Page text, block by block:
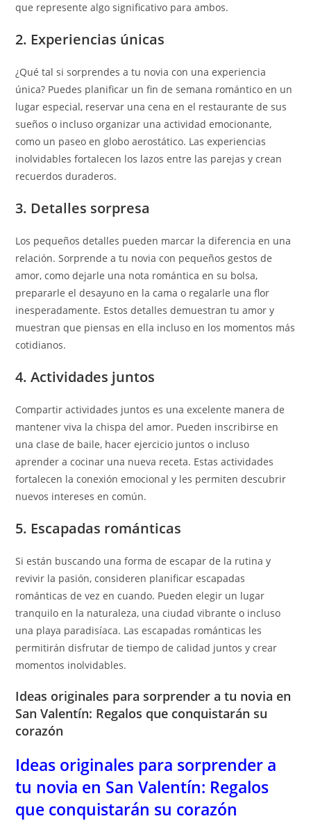
que represente algo significativo para ambos.
2. Experiencias únicas
¿Qué tal si sorprendes a tu novia con una experiencia
única? Puedes planificar un fin de semana romántico en un
lugar especial, reservar una cena en el restaurante de sus
sueños o incluso organizar una actividad emocionante,
como un paseo en globo aerostático. Las experiencias
inolvidables fortalecen los lazos entre las parejas y crean
recuerdos duraderos.
3. Detalles sorpresa
Los pequeños detalles pueden marcar la diferencia en una
relación. Sorprende a tu novia con pequeños gestos de
amor, como dejarle una nota romántica en su bolsa,
prepararle el desayuno en la cama o regalarle una flor
inesperadamente. Estos detalles demuestran tu amor y
muestran que piensas en ella incluso en los momentos más
cotidianos.
4. Actividades juntos
Compartir actividades juntos es una excelente manera de
mantener viva la chispa del amor. Pueden inscribirse en
una clase de baile, hacer ejercicio juntos o incluso
aprender a cocinar una nueva receta. Estas actividades
fortalecen la conexión emocional y les permiten descubrir
nuevos intereses en común.
5. Escapadas románticas
Si están buscando una forma de escapar de la rutina y
revivir la pasión, consideren planificar escapadas
románticas de vez en cuando. Pueden elegir un lugar
tranquilo en la naturaleza, una ciudad vibrante o incluso
una playa paradisíaca. Las escapadas románticas les
permitirán disfrutar de tiempo de calidad juntos y crear
momentos inolvidables.
Ideas originales para sorprender a tu novia en
San Valentín: Regalos que conquistarán su
corazón
Ideas originales para sorprender a
tu novia en San Valentín: Regalos
que conquistarán su corazón